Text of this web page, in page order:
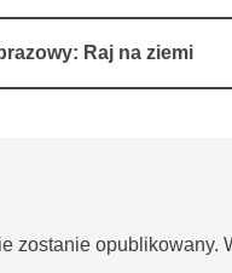
Raj na ziemi
zostanie opublikowany.